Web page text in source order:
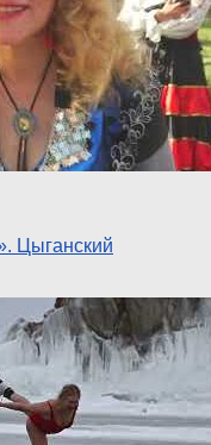
Цыганский